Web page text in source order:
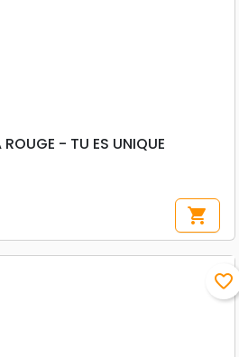
- TU ES UNIQUE
shopping_cart
favorite_border